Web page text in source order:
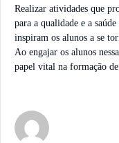
Realizar atividades que
para a qualidade e a
inspiram os alunos a se
Ao engajar os alunos
papel vital na formação